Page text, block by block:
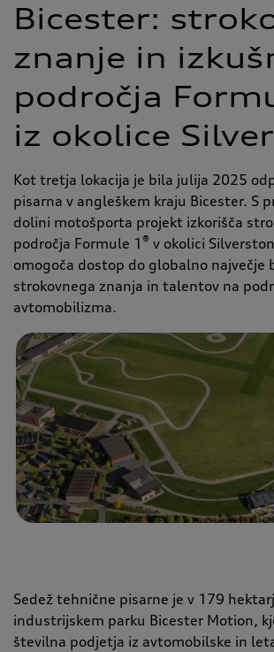
Bicester:
znanje in
področja
iz okolice
Kot tretja lokacija je bila julija 2025
pisarna v angleškem kraju Bicester. S
dolini motošporta projekt izkorišča
področja Formule 1 ® v okolici
omogoča dostop do globalno največje
strokovnega znanja in talentov na
avtomobilizma.
Sedež tehnične pisarne je v 179
industrijskem parku Bicester Motion,
številna podjetja iz avtomobilske in